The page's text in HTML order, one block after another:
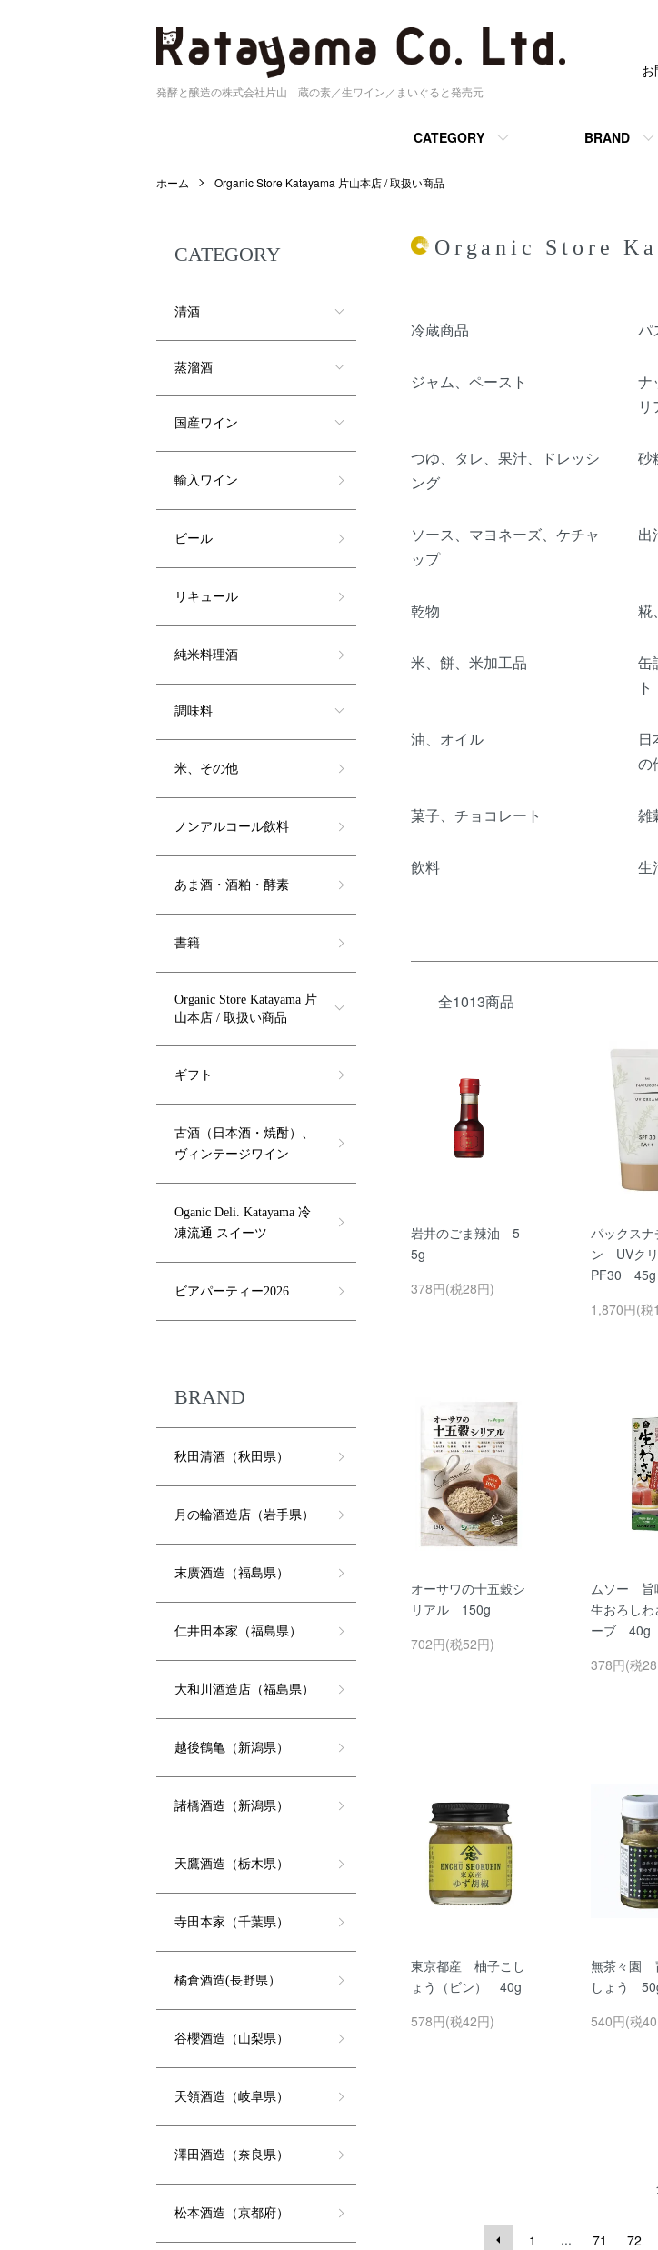
発酵と醸造の株式会社片山 蔵の素／生ワイン／まいぐると発売元
CATEGORY BRAND
ホーム Organic Store Katayama 片山本店 / 取扱い商品
Organic Store
冷蔵商品
パ
ジャム、ペースト
ナ
リ
つゆ、タレ、果汁、ドレッシ
ング
砂
ソース、マヨネーズ、ケチャ
ップ
出
乾物 糀
米、餅、米加工品
缶
ト
油、オイル
日
の
菓子、チョコレート 雑
飲料 生
全1013商品
岩井のごま辣油 5
5g
378円(税28円)
パックスナ
ン UVク
PF30 45g
1,870円(税
オーサワの十五穀シ
リアル 150g
702円(税52円)
ムソー 旨
生おろしわ
ーブ 40g
378円(税
東京都産 柚子こし
ょう（ビン） 40g
578円(税42円)
無茶々園
しょう
540円(税
1 ... 71 72
CATEGORY
清酒
蒸溜酒
国産ワイン
輸入ワイン
ビール
リキュール
純米料理酒
調味料
米、その他
ノンアルコール飲料
あま酒・酒粕・酵素
書籍
Organic Store Katayama 片
山本店 / 取扱い商品
ギフト
古酒（日本酒・焼酎）、
ヴィンテージワイン
Oganic Deli. Katayama 冷
凍流通 スイーツ
ビアパーティー2026
BRAND
秋田清酒（秋田県）
月の輪酒造店（岩手県）
末廣酒造（福島県）
仁井田本家（福島県）
大和川酒造店（福島県）
越後鶴亀（新潟県）
諸橋酒造（新潟県）
天鷹酒造（栃木県）
寺田本家（千葉県）
橘倉酒造(長野県）
谷櫻酒造（山梨県）
天領酒造（岐阜県）
澤田酒造（奈良県）
松本酒造（京都府）